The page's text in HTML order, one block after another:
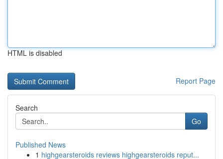
HTML is disabled
Report Page
Search
Go
Published News
1 highgearsteroids reviews highgearsteroids reput...